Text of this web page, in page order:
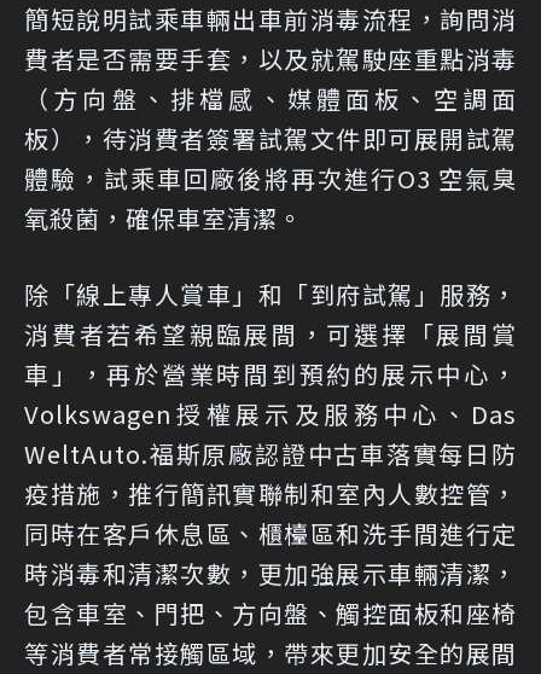
簡短說明試乘車輛出車前消毒流程，詢問消
費者是否需要手套，以及就駕駛座重點消毒
（方向盤、排檔感、媒體面板、空調面
板），待消費者簽署試駕文件即可展開試駕
體驗，試乘車回廠後將再次進行O3 空氣臭
氧殺菌，確保車室清潔。
除「線上專人賞車」和「到府試駕」服務，
消費者若希望親臨展間，可選擇「展間賞
車」，再於營業時間到預約的展示中心，
Volkswagen授權展示及服務中心、Das
WeltAuto.福斯原廠認證中古車落實每日防
疫措施，推行簡訊實聯制和室內人數控管，
同時在客戶休息區、櫃檯區和洗手間進行定
時消毒和清潔次數，更加強展示車輛清潔，
包含車室、門把、方向盤、觸控面板和座椅
等消費者常接觸區域，帶來更加安全的展間